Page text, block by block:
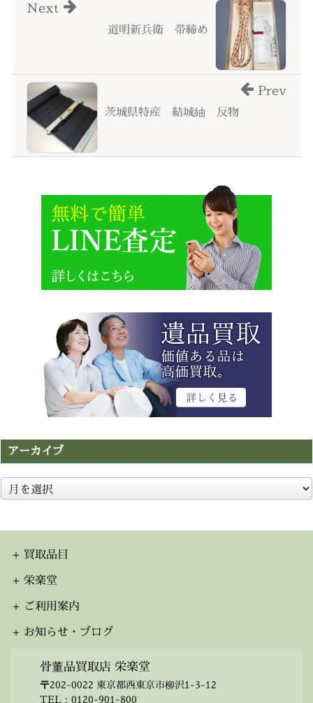
道明新兵衛 帯締め
Next
茨城県特産 結城紬 反物
Prev
アーカイブ
ア
ー
イ
買取品目
栄楽堂
ご利用案内
お知らせ・ブログ
骨董品買取店 栄楽堂
〒202-0022 東京都西東京市柳沢1-3-12
TEL： 0120-901-800